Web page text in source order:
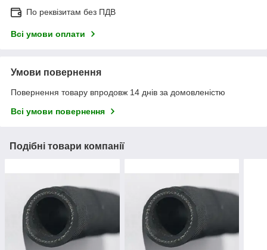
По реквізитам без ПДВ
Всі умови оплати
Умови повернення
Повернення товару впродовж 14 днів за домовленістю
Всі умови повернення
Подібні товари компанії